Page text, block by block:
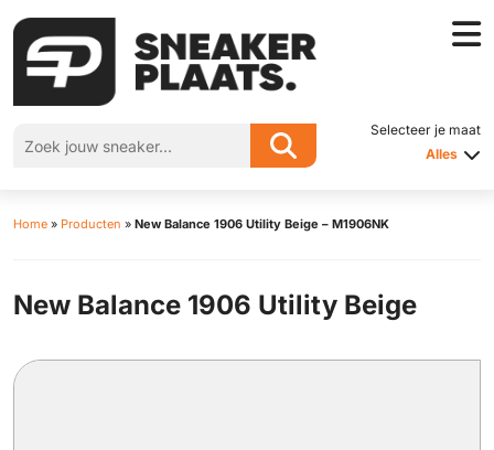
Selecteer je maat
Alles
Home » Producten » New Balance 1906 Utility Beige – M1906NK
New Balance 1906 Utility Beige